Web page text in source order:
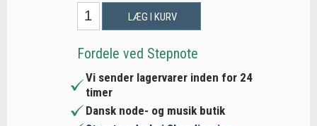
LÆG I KURV
Fordele ved Stepnote
Vi sender lagervarer inden for 24
timer
Dansk node- og musik butik